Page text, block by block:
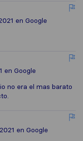
en Google
en Google
no era el mas barato
en Google